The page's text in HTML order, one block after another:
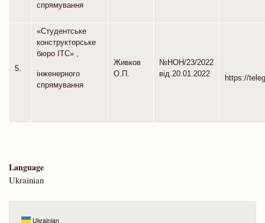
спрямування
5.
«Студентське
конструкторське
бюро ІТС» ,
інженерного
спрямування
Живков
О.П.
№НОН/23/2022
від 20.01.2022
https://
Language
Ukrainian
Ukrainian